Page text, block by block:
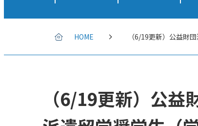
HOME （6/19更新）公益財
（6/19更新）公